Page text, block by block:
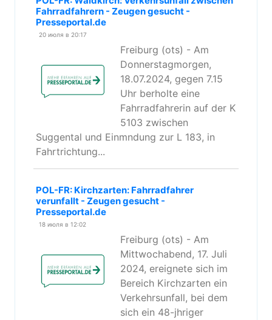
Fahrradfahrern - Zeugen gesucht -
Presseportal.de
20 июля в 20:17
Freiburg (ots) - Am
Donnerstagmorgen,
18.07.2024, gegen 7.15
Uhr berholte eine
Fahrradfahrerin auf der K
5103 zwischen
Suggental und Einmndung zur L 183, in
Fahrtrichtung...
POL-FR: Kirchzarten: Fahrradfahrer
verunfallt - Zeugen gesucht -
Presseportal.de
18 июля в 12:02
Freiburg (ots) - Am
Mittwochabend, 17. Juli
2024, ereignete sich im
Bereich Kirchzarten ein
Verkehrsunfall, bei dem
sich ein 48-jhriger